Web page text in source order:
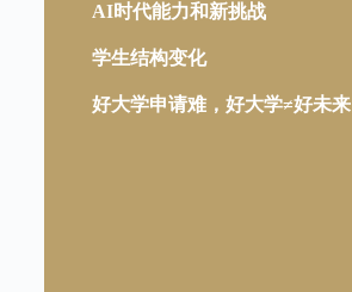
AI时代能力和新挑战
学生结构变化
好大学申请难，好大学≠好未来